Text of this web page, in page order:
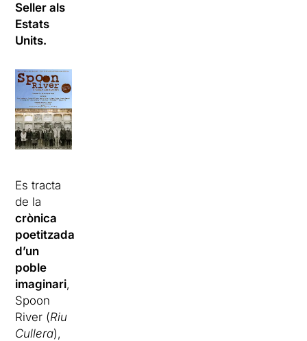
Seller als
Estats
Units.
Es tracta
de la
crònica
poetitzada
d’un
poble
imaginari,
Spoon
River (Riu
Cullera),